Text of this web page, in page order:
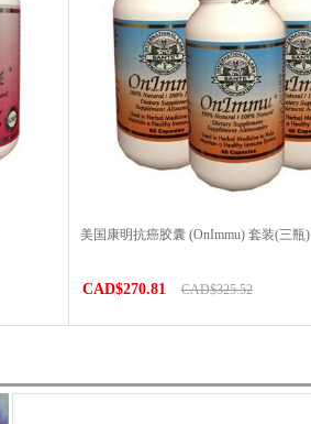
美国康明抗癌胶囊 (OnImmu) 套装(三瓶)
CAD$270.81 CAD$325.52